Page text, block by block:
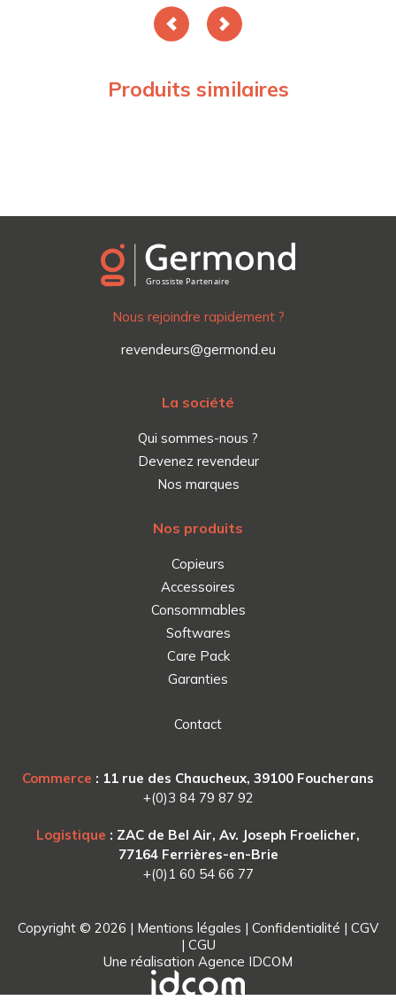
Produits similaires
Nous rejoindre rapidement ?
revendeurs@germond.eu
La société
Qui sommes-nous ?
Devenez revendeur
Nos marques
Nos produits
Copieurs
Accessoires
Consommables
Softwares
Care Pack
Garanties
Contact
Commerce : 11 rue des Chaucheux, 39100 Foucherans
+(0)3 84 79 87 92
Logistique : ZAC de Bel Air, Av. Joseph Froelicher,
77164 Ferrières-en-Brie
+(0)1 60 54 66 77
Copyright © 2026 | Mentions légales | Confidentialité | CGV
| CGU
Une réalisation Agence IDCOM